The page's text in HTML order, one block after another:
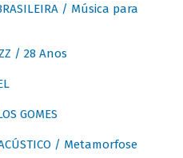
/ Música para
/ 28 Anos
GOMES
/ Metamorfose